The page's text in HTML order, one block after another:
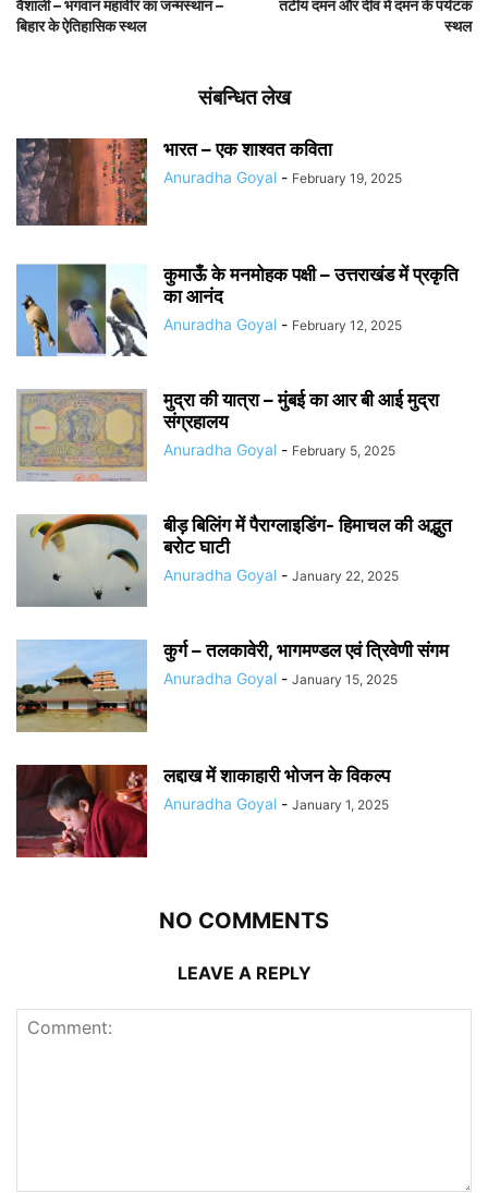
वैशाली – भगवान महावीर का जन्मस्थान –
बिहार के ऐतिहासिक स्थल
तटीय दमन और दीव में दमन के पर्यटक
स्थल
संबन्धित लेख
भारत – एक शाश्वत कविता
Anuradha Goyal - February 19, 2025
कुमाऊँ के मनमोहक पक्षी – उत्तराखंड में प्रकृति
का आनंद
Anuradha Goyal - February 12, 2025
मुद्रा की यात्रा – मुंबई का आर बी आई मुद्रा
संग्रहालय
Anuradha Goyal - February 5, 2025
बीड़ बिलिंग में पैराग्लाइडिंग- हिमाचल की अद्भुत
बरोट घाटी
Anuradha Goyal - January 22, 2025
कुर्ग – तलकावेरी, भागमण्डल एवं त्रिवेणी संगम
Anuradha Goyal - January 15, 2025
लद्दाख में शाकाहारी भोजन के विकल्प
Anuradha Goyal - January 1, 2025
NO COMMENTS
LEAVE A REPLY